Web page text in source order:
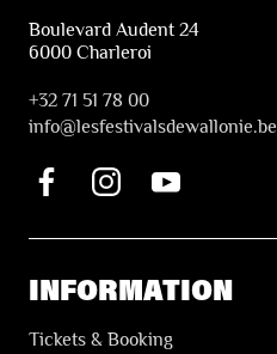
Boulevard Audent 24
6000 Charleroi
+32 71 51 78 00
info@lesfestivalsdewallonie.be
INFORMATION
Tickets & Booking